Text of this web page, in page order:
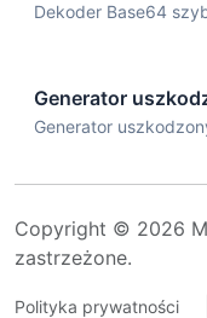
Dekoder Base64
Generator
Generator
Copyright © 2026
zastrzeżone.
Polityka prywatności